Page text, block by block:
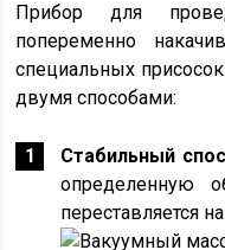
Прибор для
попеременно
специальных
двумя способами:
Стабильный
определенную
переставляется